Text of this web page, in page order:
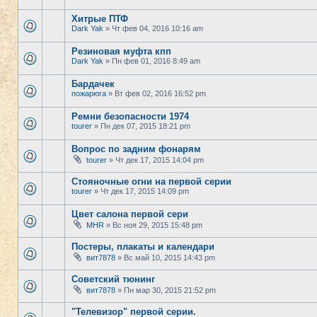
Хитрые ПТФ
Dark Yak » Чт фев 04, 2016 10:16 am
Резиновая муфта кпп
Dark Yak » Пн фев 01, 2016 8:49 am
Бардачек
пожарюга » Вт фев 02, 2016 16:52 pm
Ремни безопасности 1974
tourer » Пн дек 07, 2015 18:21 pm
Вопрос по задним фонарям
tourer » Чт дек 17, 2015 14:04 pm
Стояночные огни на первой серии
tourer » Чт дек 17, 2015 14:09 pm
Цвет салона первой сери
MHR » Вс ноя 29, 2015 15:48 pm
Постеры, плакаты и календари
вит7878 » Вс май 10, 2015 14:43 pm
Советский тюнинг
вит7878 » Пн мар 30, 2015 21:52 pm
"Телевизор" первой серии.